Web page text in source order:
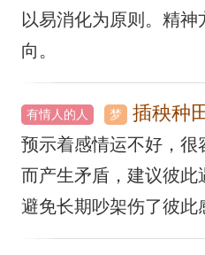
以易消化为原则。精
向。
有情人的人 梦 插秧种田
预示着感情运不好，
而产生矛盾，建议彼此
避免长期吵架伤了彼此